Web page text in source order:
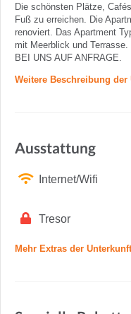
Die schönsten Plätze,
Fuß zu erreichen. Die
renoviert. Das Apartment
mit Meerblick und
BEI UNS AUF ANFRAGE.
Weitere Beschreibung
Ausstattung
Internet/Wifi
Tresor
Mehr Extras der